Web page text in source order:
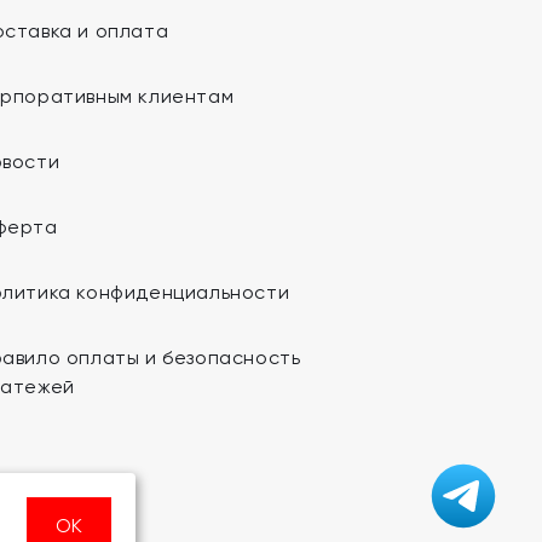
и оплата
клиентам
конфиденциальности
оплаты и безопасность
ОК